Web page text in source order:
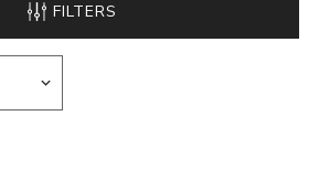
FILTERS